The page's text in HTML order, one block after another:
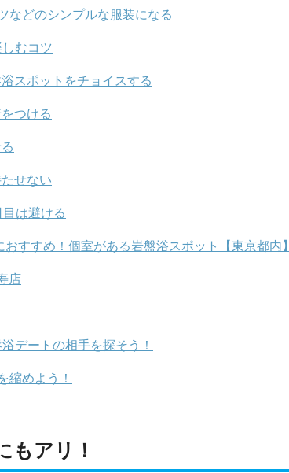
などのシンプルな服装になる
むコツ
スポットをチョイスする
つける
せない
は避ける
すすめ！個室がある岩盤浴スポット【東京都内】
店
デートの相手を探そう！
縮めよう！
もアリ！